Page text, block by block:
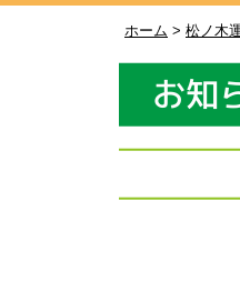
ホーム > 松ノ木
お知